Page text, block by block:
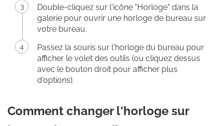
Double-cliquez sur l'icône "Horloge" dans la
galerie pour ouvrir une horloge de bureau sur
votre bureau.
Passez la souris sur l'horloge du bureau pour
afficher le volet des outils (ou cliquez dessus
avec le bouton droit pour afficher plus
d'options).
Comment changer l'horloge sur